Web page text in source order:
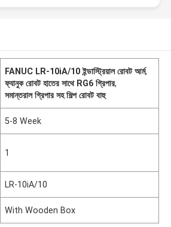
FANUC LR-10iA/10 ইন্ডাস্ট্রিয়াল রোবট আর্ম,
ফ্যানুক রোবট হাতের সাথে RG6 গ্রিপার,
সমান্তরাল গ্রিপার সহ শিল্প রোবট বাহু
5-8 Week
1
LR-10iA/10
With Wooden Box